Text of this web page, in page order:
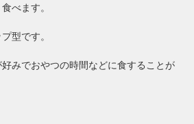
べます。
型です。
みでおやつの時間などに食することが